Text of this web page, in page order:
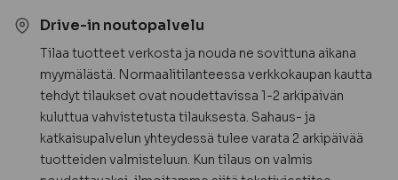
Drive-in noutopalvelu
Tilaa tuotteet verkosta ja nouda ne sovittuna aikana
myymälästä. Normaalitilanteessa verkkokaupan kautta
tehdyt tilaukset ovat noudettavissa 1-2 arkipäivän
kuluttua vahvistetusta tilauksesta. Sahaus- ja
katkaisupalvelun yhteydessä tulee varata 2 arkipäivää
tuotteiden valmisteluun. Kun tilaus on valmis